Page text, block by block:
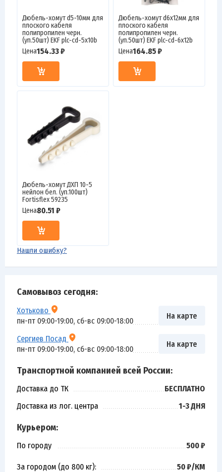
Самовывоз сегодня:
Хотьково
пн-пт 09:00-19:00, сб-вс 09:00-18:00
На карте
Сергиев Посад
пн-пт 09:00-19:00, сб-вс 09:00-18:00
На карте
Транспортной компанией всей России:
Доставка до ТК
БЕСПЛАТНО
Доставка из лог. центра
1-3 ДНЯ
Курьером:
По городу 500 ₽
За городом (до 800 кг): 50 ₽/КМ
Дюбель-хомут d5-10мм для
плоского кабеля
полипропилен черн.
(уп.50шт) EKF plc-cd-5x10b
Цена154.33 ₽
Дюбель-хомут d6х12мм для
плоского кабеля
полипропилен черн.
(уп.50шт) EKF plc-cd-6x12b
Цена164.85 ₽
Дюбель-хомут ДХП 10-5
нейлон бел. (уп.100шт)
Fortisflex 59235
Цена80.51 ₽
Нашли ошибку?